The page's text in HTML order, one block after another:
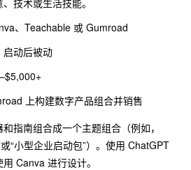
技术或生活技能。
、Teachable 或 Gumroad
启动后被动
上构建数字产品组合并销售
指南组合成一个主题组合（例如，
“小型企业启动包”）。使用 ChatGPT
Canva 进行设计。